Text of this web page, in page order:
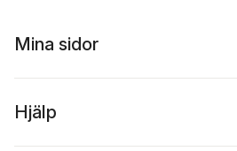
Mina sidor
Hjälp